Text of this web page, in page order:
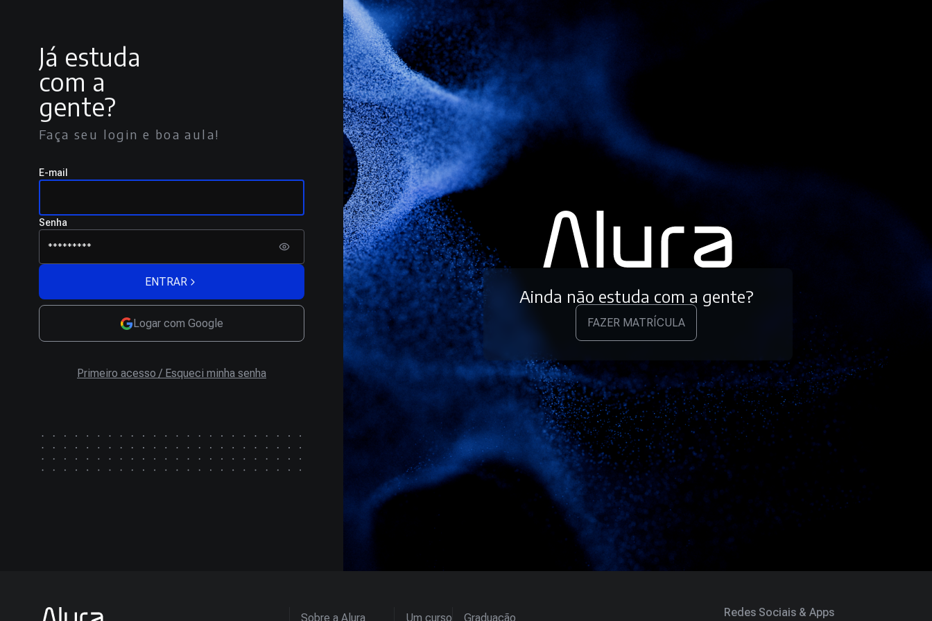
Já estuda
com a
gente?
Faça seu login e boa aula!
E-mail
Senha
ENTRAR
Logar com Google
Primeiro acesso / Esqueci minha senha
Ainda não estuda com a gente?
FAZER MATRÍCULA
Sobre a Alura Um curso Graduação Redes Sociais & Apps